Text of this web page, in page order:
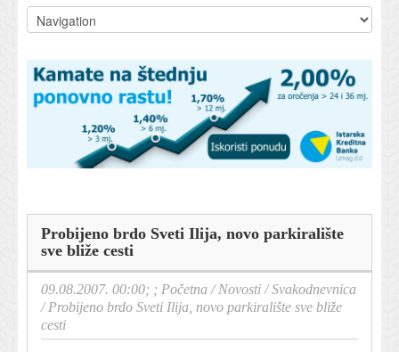
Probijeno brdo Sveti Ilija, novo parkiralište
sve bliže cesti
09.08.2007. 00:00; ; Početna /Novosti /Svakodnevnica
/Probijeno brdo Sveti Ilija, novo parkiralište sve bliže
cesti